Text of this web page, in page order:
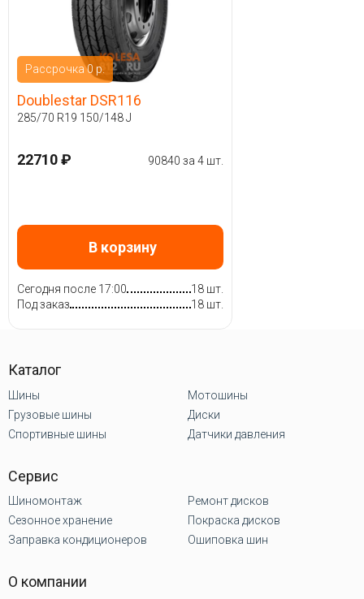
Рассрочка 0 р.
Doublestar DSR116
285/70 R19 150/148 J
22710 ₽ 90840 за 4 шт.
В корзину
Сегодня после 17:00
18 шт.
Под заказ
18 шт.
Каталог
Шины
Грузовые шины
Спортивные шины
Мотошины
Диски
Датчики давления
Сервис
Шиномонтаж
Сезонное хранение
Заправка кондиционеров
Ремонт дисков
Покраска дисков
Ошиповка шин
О компании